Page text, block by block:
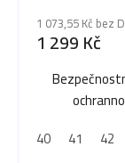
1 073,55 Kč bez
1 299 Kč
40
41 42